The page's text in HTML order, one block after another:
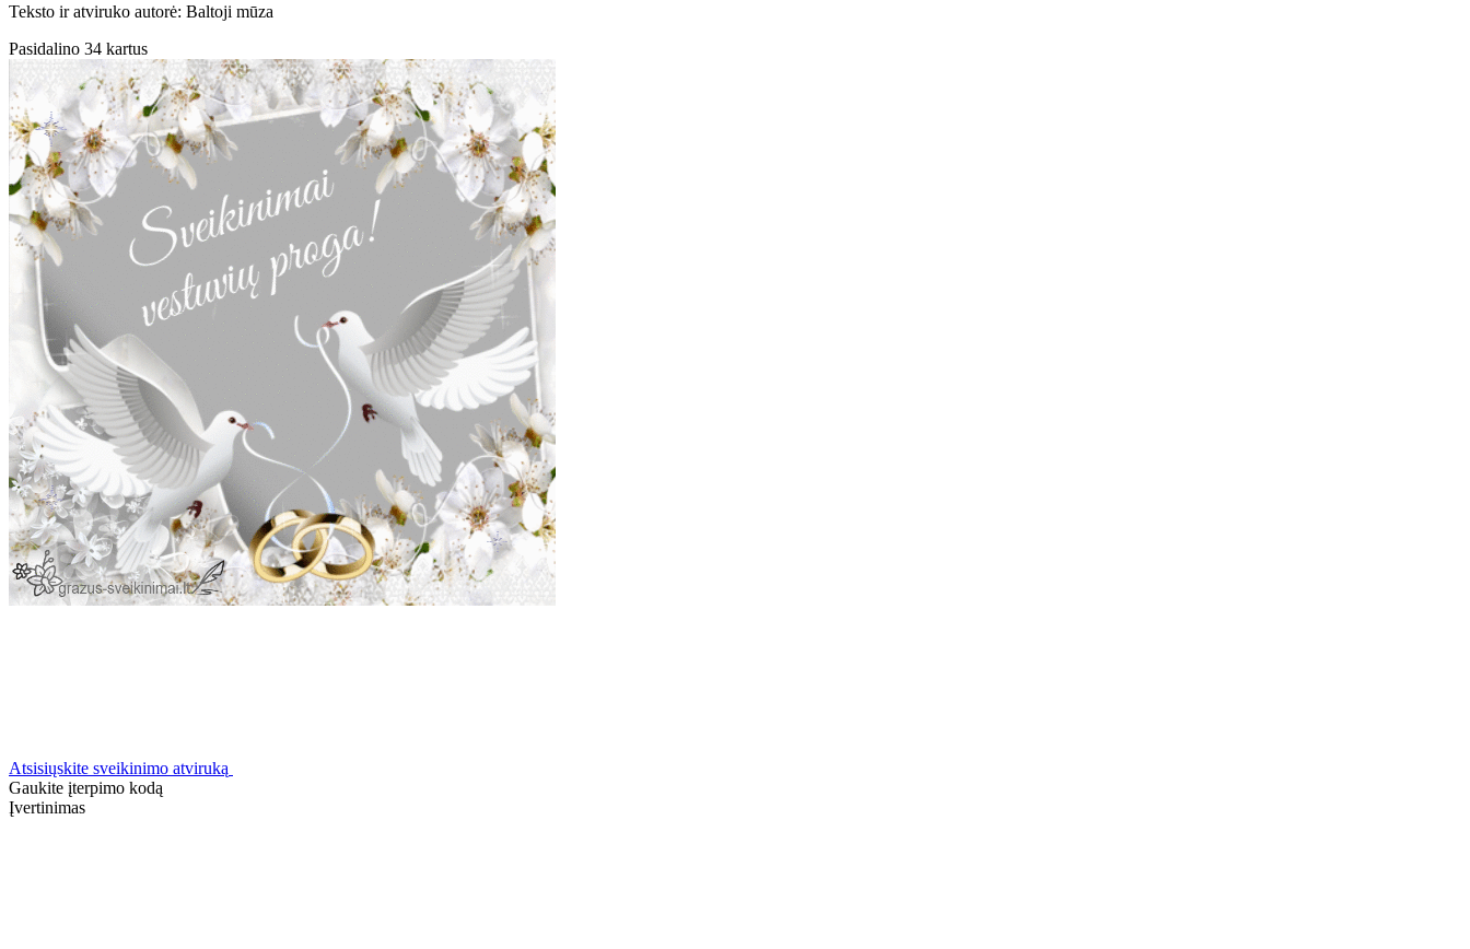
Teksto ir atviruko autorė: Baltoji mūza
Pasidalino 34 kartus
Atsisiųskite sveikinimo atviruką
Gaukite įterpimo kodą
Įvertinimas